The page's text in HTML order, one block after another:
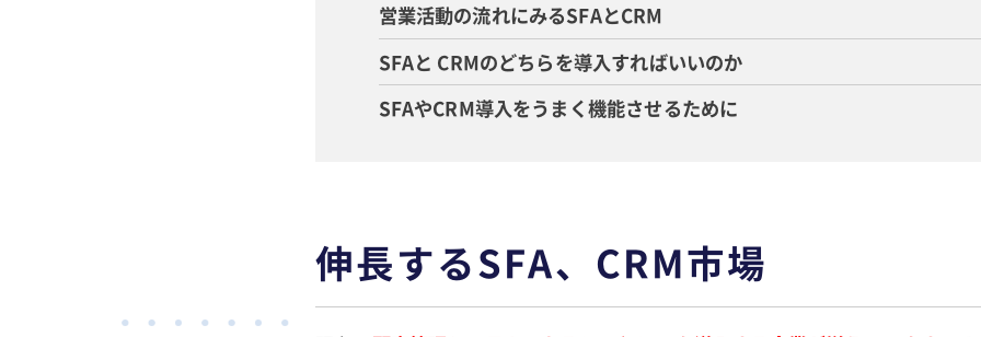
営業活動の流れにみるSFAとCRM
SFAと CRMのどちらを導入すればいいのか
SFAやCRM導入をうまく機能させるために
伸長するSFA、CRM市場